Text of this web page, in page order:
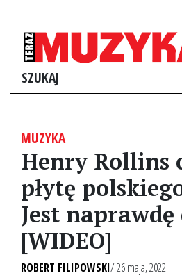
SZUKAJ
MUZYKA
Henry Rollins
płytę
Jest
[WIDEO]
ROBERT FILIPOWSKI/ 26 maja, 2022